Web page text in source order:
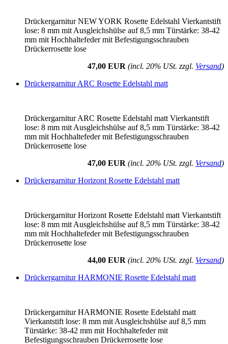
Drückergarnitur NEW YORK Rosette Edelstahl Vierkantstift
lose: 8 mm mit Ausgleichshülse auf 8,5 mm Türstärke: 38-42
mm mit Hochhaltefeder mit Befestigungsschrauben
Drückerrosette lose
47,00 EUR (incl. 20% USt. zzgl. Versand)
Drückergarnitur ARC Rosette Edelstahl matt
Drückergarnitur ARC Rosette Edelstahl matt Vierkantstift
lose: 8 mm mit Ausgleichshülse auf 8,5 mm Türstärke: 38-42
mm mit Hochhaltefeder mit Befestigungsschrauben
Drückerrosette lose
47,00 EUR (incl. 20% USt. zzgl. Versand)
Drückergarnitur Horizont Rosette Edelstahl matt
Drückergarnitur Horizont Rosette Edelstahl matt Vierkantstift
lose: 8 mm mit Ausgleichshülse auf 8,5 mm Türstärke: 38-42
mm mit Hochhaltefeder mit Befestigungsschrauben
Drückerrosette lose
44,00 EUR (incl. 20% USt. zzgl. Versand)
Drückergarnitur HARMONIE Rosette Edelstahl matt
Drückergarnitur HARMONIE Rosette Edelstahl matt
Vierkantstift lose: 8 mm mit Ausgleichshülse auf 8,5 mm
Türstärke: 38-42 mm mit Hochhaltefeder mit
Befestigungsschrauben Drückerrosette lose